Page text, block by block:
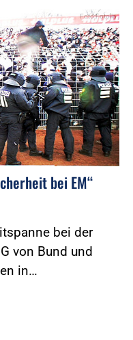
Foto:Fotolia
bei EM“
bei der
von Bund und
in…